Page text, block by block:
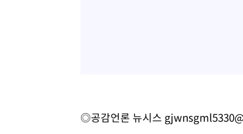
◎공감언론 뉴시스